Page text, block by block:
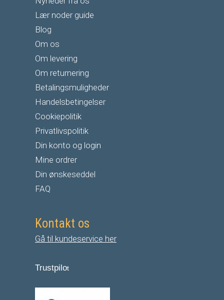
Lær noder guide
Blog
Om os
Om levering
Om returnering
Betalingsmuligheder
Handelsbetingelser
Cookiepolitik
Privatlivspolitik
Din konto og login
Mine ordrer
Din ønskeseddel
FAQ
Kontakt os
Gå til kundeservice her
Trustpilot